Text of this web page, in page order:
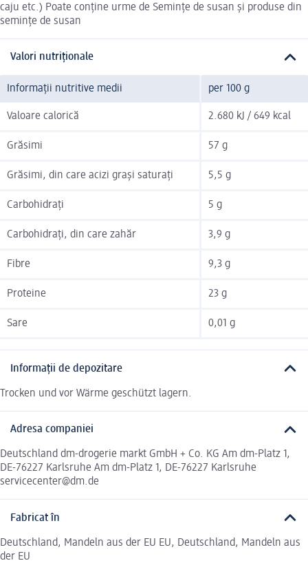
caju etc.) Poate conține urme de Semințe de susan și produse din
semințe de susan
Valori nutriționale
Informații nutritive medii per 100 g
Valoare calorică 2.680 kJ / 649 kcal
Grăsimi 57 g
Grăsimi, din care acizi grași saturați 5,5 g
Carbohidrați 5 g
Carbohidrați, din care zahăr 3,9 g
Fibre 9,3 g
Proteine 23 g
Sare 0,01 g
Informații de depozitare
Trocken und vor Wärme geschützt lagern.
Adresa companiei
Deutschland dm-drogerie markt GmbH + Co. KG Am dm-Platz 1,
DE-76227 Karlsruhe Am dm-Platz 1, DE-76227 Karlsruhe
servicecenter@dm.de
Fabricat în
Deutschland, Mandeln aus der EU EU, Deutschland, Mandeln aus
der EU